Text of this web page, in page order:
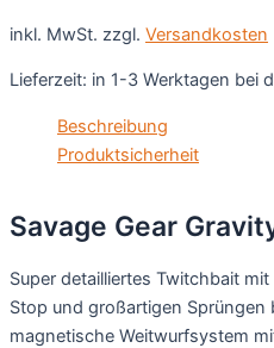
inkl. MwSt. zzgl. Versandkosten
Lieferzeit: in 1-3 Werktagen bei
Beschreibung
Produktsicherheit
Savage Gear
Super detailliertes Twitchbait
Stop und großartigen Sprüngen
magnetische Weitwurfsystem